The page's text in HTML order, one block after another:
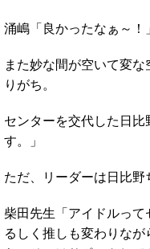
涌嶋「良かったなぁ～！
また妙な間が空いて変
りがち。
センターを交代した日
す。」
ただ、リーダーは日比野
柴田先生「アイドルっ
るしく推しも変わりな